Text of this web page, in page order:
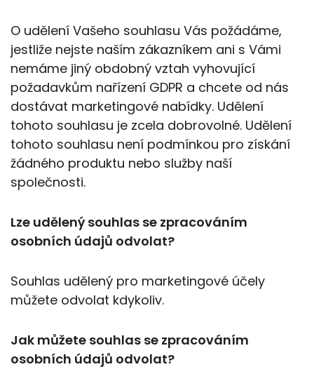
O udělení Vašeho souhlasu Vás požádáme,
jestliže nejste naším zákazníkem ani s Vámi
nemáme jiný obdobný vztah vyhovující
požadavkům nařízení GDPR a chcete od nás
dostávat marketingové nabídky. Udělení
tohoto souhlasu je zcela dobrovolné. Udělení
tohoto souhlasu není podmínkou pro získání
žádného produktu nebo služby naší
společnosti.
Lze udělený souhlas se zpracováním
osobních údajů odvolat?
Souhlas udělený pro marketingové účely
můžete odvolat kdykoliv.
Jak můžete souhlas se zpracováním
osobních údajů odvolat?